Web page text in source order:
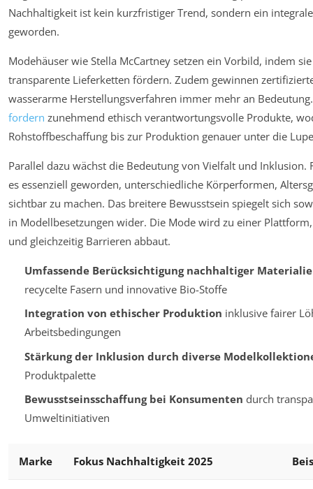
Nachhaltigkeit ist kein kurzfristiger Trend, sondern ein
geworden.
Modehäuser wie Stella McCartney setzen ein Vorbild, indem
transparente Lieferketten fördern. Zudem gewinnen
wasserarme Herstellungsverfahren immer mehr an
fordern zunehmend ethisch verantwortungsvolle Produkte,
Rohstoffbeschaffung bis zur Produktion genauer unter die
Parallel dazu wächst die Bedeutung von Vielfalt und Inklusion.
es essenziell geworden, unterschiedliche Körperformen,
sichtbar zu machen. Das breitere Bewusstsein spiegelt sich
in Modellbesetzungen wider. Die Mode wird zu einer
und gleichzeitig Barrieren abbaut.
Umfassende Berücksichtigung nachhaltiger
recycelte Fasern und innovative Bio-Stoffe
Integration von ethischer Produktion inklusive fairer
Arbeitsbedingungen
Stärkung der Inklusion durch diverse
Produktpalette
Bewusstseinsschaffung bei Konsumenten durch
Umweltinitiativen
Marke Fokus Nachhaltigkeit 2025